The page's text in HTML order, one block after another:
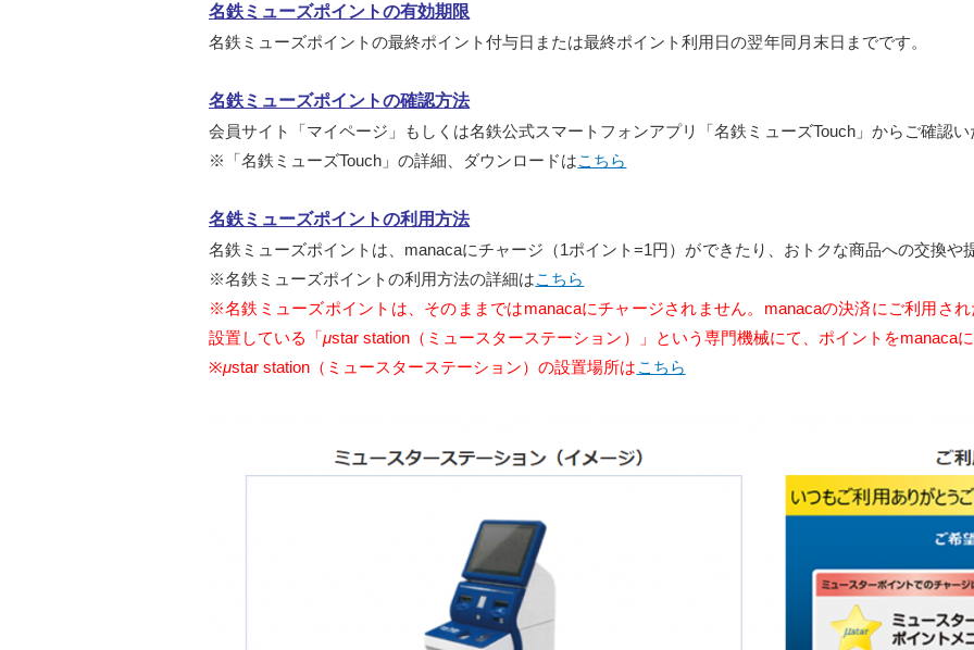
名鉄ミューズポイントの有効期限
名鉄ミューズポイントの最終ポイント付与日または最終ポイント利用日の翌年同月末日までです。
名鉄ミューズポイントの確認方法
会員サイト「マイページ」もしくは名鉄公式スマートフォンアプリ「名鉄ミューズTouch」からご確認い
※「名鉄ミューズTouch」の詳細、ダウンロードはこちら
名鉄ミューズポイントの利用方法
名鉄ミューズポイントは、manacaにチャージ（1ポイント=1円）ができたり、おトクな商品への交換や
※名鉄ミューズポイントの利用方法の詳細はこちら
※名鉄ミューズポイントは、そのままではmanacaにチャージされません。manacaの決済にご利用さ
設置している「μstar station（ミュースターステーション）」という専門機械にて、ポイントをmanaca
※μstar station（ミュースターステーション）の設置場所は こちら